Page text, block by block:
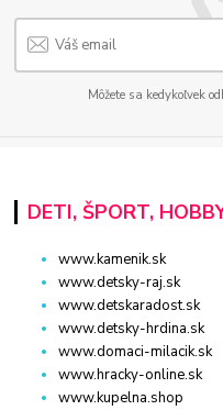
Môžete sa kedykoľvek
DETI, ŠPORT,
www.kamenik.sk
www.detsky-raj.sk
www.detskaradost.sk
www.detsky-hrdina.sk
www.domaci-milacik.sk
www.hracky-online.sk
www.kupelna.shop